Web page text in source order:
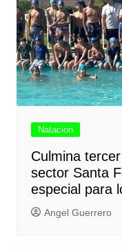
Natacion
Culmina
sector Santa
especial para
Angel Guerrero